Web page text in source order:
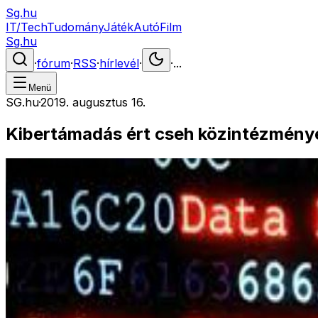
Sg.hu
IT/TechTudományJátékAutóFilm
Sg.hu
·fórum·RSS·hírlevél· ·...
Menü
SG.hu·2019. augusztus 16.
Kibertámadás ért cseh